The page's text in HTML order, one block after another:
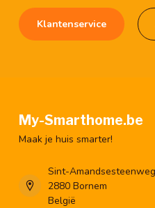
Klantenservice
My-Smarthome.be
Maak je huis smarter!
Sint-
2880 Bornem
België